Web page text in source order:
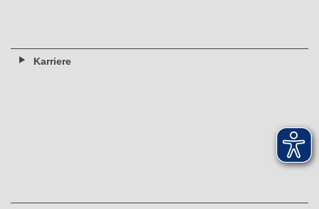
Karriere